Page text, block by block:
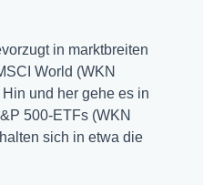
in marktbreiten
World (WKN
und her gehe es in
500-ETFs (WKN
sich in etwa die